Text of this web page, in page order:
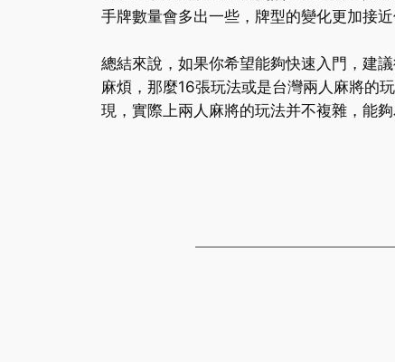
手牌數量會多出一些，牌型的變化更加接
總結來說，如果你希望能夠快速入門，建
麻煩，那麼16張玩法或是台灣兩人麻將的
現，實際上兩人麻將的玩法并不複雜，能夠